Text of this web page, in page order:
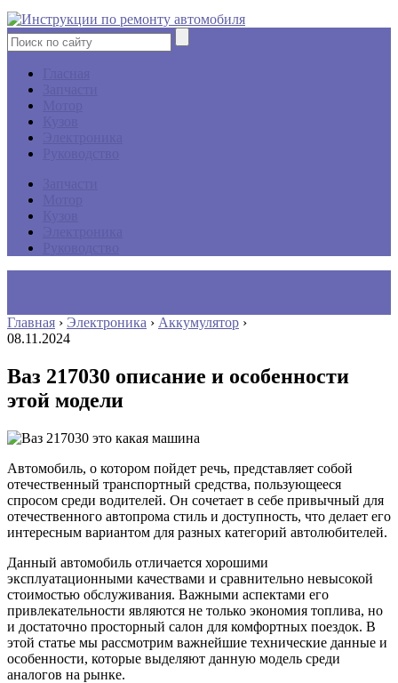
Главная › Электроника › Аккумулятор ›
08.11.2024
Ваз 217030 описание и особенности
этой модели
Автомобиль, о котором пойдет речь, представляет собой
отечественный транспортный средства, пользующееся
спросом среди водителей. Он сочетает в себе привычный для
отечественного автопрома стиль и доступность, что делает его
интересным вариантом для разных категорий автолюбителей.
Данный автомобиль отличается хорошими
эксплуатационными качествами и сравнительно невысокой
стоимостью обслуживания. Важными аспектами его
привлекательности являются не только экономия топлива, но
и достаточно просторный салон для комфортных поездок. В
этой статье мы рассмотрим важнейшие технические данные и
особенности, которые выделяют данную модель среди
аналогов на рынке.